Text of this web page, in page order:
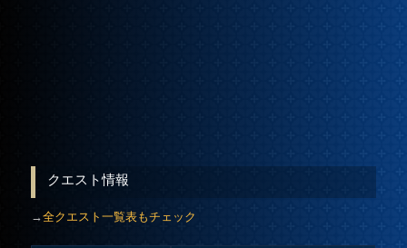
クエスト情報
→全クエスト一覧表もチェック